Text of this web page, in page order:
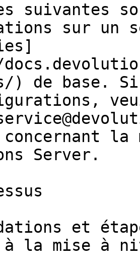
suivantes
sur un
) de base.
la
Server.
et
à la mise à